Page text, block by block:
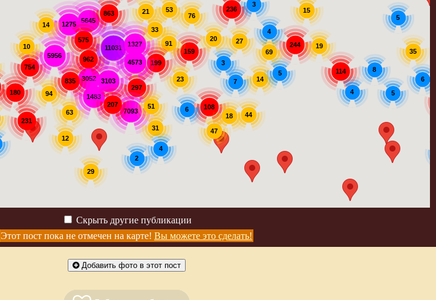
1483
3052
94
5645
3103
11031
754
297
29
159
236
835 14
5956 962
7093
863
180
231
244
1275
1327 27
76
44
15
91
21
199
63
20
108
114
12
51
5
69
31
7
8
19
10
3
47
4
4
4573
23
4
575
33
53
2
6
18
3
14
5
207
5
6
35
Скрыть другие публикации
Этот пост пока не отмечен на карте! Вы можете это сделать!
Добавить фото в этот пост